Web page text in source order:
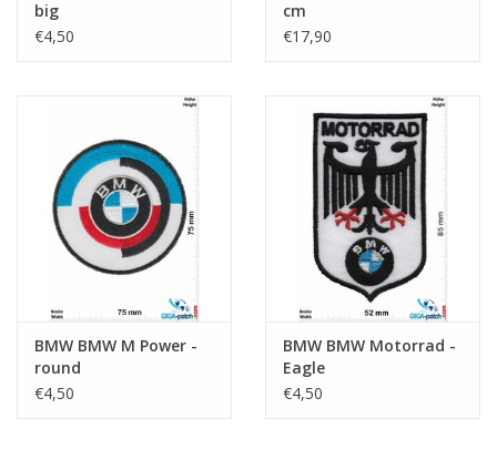
big
€4,50
cm
€17,90
BMW BMW M Power -
round
€4,50
BMW BMW Motorrad -
Eagle
€4,50